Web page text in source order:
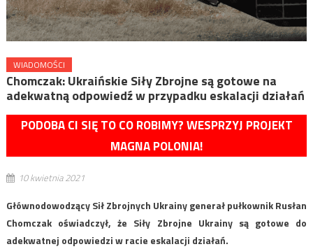
WIADOMOŚCI
Chomczak: Ukraińskie Siły Zbrojne są gotowe na
adekwatną odpowiedź w przypadku eskalacji działań
PODOBA CI SIĘ TO CO ROBIMY? WESPRZYJ PROJEKT
MAGNA POLONIA!
10 kwietnia 2021
Głównodowodzący Sił Zbrojnych Ukrainy generał pułkownik Rusłan
Chomczak oświadczył, że Siły Zbrojne Ukrainy są gotowe do
adekwatnej odpowiedzi w racie eskalacji działań.